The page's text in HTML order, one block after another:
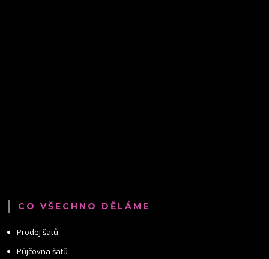
CO VŠECHNO DĚLÁME
Prodej šatů
Půjčovna šatů